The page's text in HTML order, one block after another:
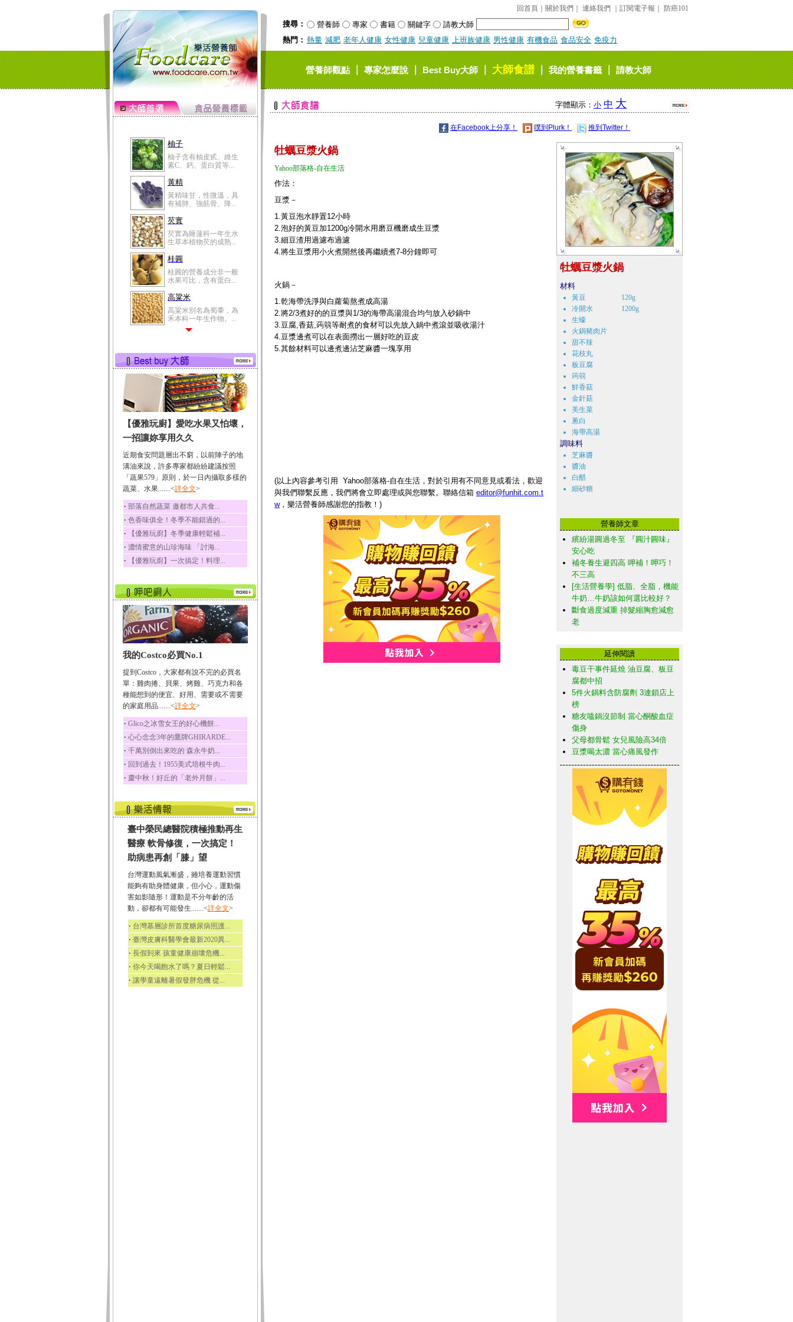
回首頁 關於我們 連絡我們 訂閱電子報 防癌101
搜尋： 營養師 專家 書籍 關鍵字
請教大師
熱門： 熱量 減肥 老年人健康 女性健康 兒童健康 上班族健康 男性健康 有機食品 食品安全 免疫力
營養師觀點｜專家怎麼說｜Best Buy大師｜大師食譜｜我的營養書籤｜請教大師
柚子
柚子含有柚皮甙、維生
素C、鈣、蛋白質等...
黃精
黃精味甘，性微溫，具
有補肺、強筋骨、降...
芡實
芡實為睡蓮科一年生水
生草本植物芡的成熟...
桂圓
桂圓的營養成分非一般
水果可比，含有蛋白...
高粱米
高粱米別名為蜀黍，為
禾本科一年生作物。...
有蛋白質、脂肪、磷...
鮪魚
鮪魚肚肉中的不飽和脂
肪酸內富含EPA和DH...
韭菜
韭菜所含的膳食纖維能
幫助消化與通便；揮...
冬瓜
冬瓜營養價值高，鈉含
量極低是水腫病人的...
豆豉
豆豉裡頭含有營養的蛋
白質、脂肪、鈣、磷...
榛果
榛果裡所含的營養素有
蛋白質、脂肪、醣類...
迷迭香
酸、迷迭香酸、植物...
咖啡
咖啡中的咖啡因會刺激
中樞神經系統，特別...
椰子
椰子含有糖類、脂肪、
荔枝
荔枝性質溫和所含的營
養素有醣類、檸檬酸...
五味子
五味子性質溫熱所含營
養成分有揮發油、檸...
草魚
草魚含有維生素A、維生
素C、及豐富的蛋白...
【優雅玩廚】愛吃水果又怕壞，
一招讓妳享用久久
近期食安問題層出不窮，以前陣子的地
溝油來說，許多專家都紛紛建議按照
「蔬果579」原則，於一日內攝取多樣的
蔬菜、水果.......<詳全文>
‧ 部落自然蔬菜 邀都市人共食...
‧ 色香味俱全！冬季不能錯過的...
‧ 【優雅玩廚】冬季健康輕鬆補...
‧ 濃情蜜意的山珍海味 「討海...
‧ 【優雅玩廚】一次搞定！料理...
我的Costco必買No.1
提到Costco，大家都有說不完的必買名
單：雞肉捲、貝果、烤雞、巧克力和各
種能想到的便宜、好用、需要或不需要
的家庭用品.......<詳全文>
‧ Glico之冰雪女王的好心機餅...
‧ 心心念念3年的鷹牌GHIRARDE...
‧ 千萬別倒出來吃的 森永牛奶...
‧ 回到過去！1955美式培根牛肉...
‧ 慶中秋！好丘的「老外月餅」...
臺中榮民總醫院積極推動再生
醫療 軟骨修復，一次搞定！
助病患再創「膝」望
台灣運動風氣漸盛，雖培養運動習慣
能夠有助身體健康，但小心，運動傷
害如影隨形！運動是不分年齡的活
動，卻都有可能發生.......<詳全文>
‧ 台灣基層診所首度糖尿病照護...
‧ 臺灣皮膚科醫學會最新2020異...
‧ 長假到來 孩童健康崩壞危機...
‧ 你今天喝飽水了嗎？夏日輕鬆...
‧ 讓學童遠離暑假發胖危機 從...
字體顯示： 小 中 大
在Facebook上分享！ 噗到Plurk！ 推到Twitter！
牡蠣豆漿火鍋
Yahoo部落格-自在生活
作法：
豆漿－
1.黃豆泡水靜置12小時
2.泡好的黃豆加1200g冷開水用磨豆機磨成生豆漿
3.細豆渣用過濾布過濾
4.將生豆漿用小火煮開然後再繼續煮7-8分鐘即可
火鍋－
1.乾海帶洗淨與白蘿蔔熬煮成高湯
2.將2/3煮好的的豆漿與1/3的海帶高湯混合均勻放入砂鍋中
3.豆腐,香菇,蒟篛等耐煮的食材可以先放入鍋中煮滾並吸收湯汁
4.豆漿邊煮可以在表面撈出一層好吃的豆皮
5.其餘材料可以邊煮邊沾芝麻醬一塊享用
(以上內容參考引用 Yahoo部落格-自在生活，對於引用有不同意見或看法，歡迎
與我們聯繫反應，我們將會立即處理或與您聯繫。聯絡信箱 editor@funhit.com.t
w，樂活營養師感謝您的指教！)
牡蠣豆漿火鍋
材料
黃豆 120g
冷開水 1200g
生蠔
火鍋豬肉片
甜不辣
花枝丸
板豆腐
蒟篛
鮮香菇
金針菇
美生菜
蔥白
海帶高湯
調味料
芝麻醬
醬油
白醋
細砂糖
營養師文章
繽紛湯圓過冬至 『圓汁圓味』
安心吃
補冬養生避四高 呷補！呷巧！
不三高
[生活營養學] 低脂、全脂，機能
牛奶…牛奶該如何選比較好？
斷食過度減重 掉髮縮胸愈減愈
老
延伸閱讀
毒豆干事件延燒 油豆腐、板豆
腐都中招
5件火鍋料含防腐劑 3連鎖店上
榜
糖友嗑鍋沒節制 當心酮酸血症
傷身
父母都骨鬆 女兒風險高34倍
豆漿喝太濃 當心痛風發作